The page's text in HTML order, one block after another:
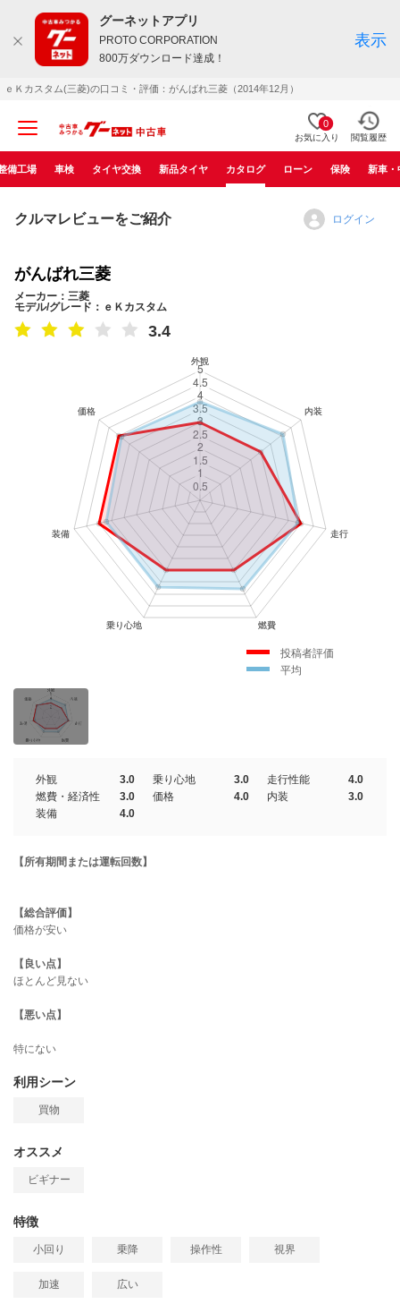
グーネットアプリ
PROTO CORPORATION
800万ダウンロード達成！
表示
ｅＫカスタム(三菱)の口コミ・評価：がんばれ三菱（2014年12月）
0
お気に入り 閲覧履歴
備工場 車検 タイヤ交換 新品タイヤ カタログ ローン 保険 新車・
クルマレビューをご紹介 ログイン
がんばれ三菱
メーカー：三菱
モデル/グレード：ｅＫカスタム
3.4
投稿者評価
平均
外観 3.0 乗り心地 3.0 走行性能
4.0
燃費・経済性
3.0 価格 4.0 内装
3.0
装備
4.0
【所有期間または運転回数】
【総合評価】
価格が安い
【良い点】
ほとんど見ない
【悪い点】
特にない
利用シーン
買物
オススメ
ビギナー
特徴
小回り 乗降 操作性 視界
加速 広い